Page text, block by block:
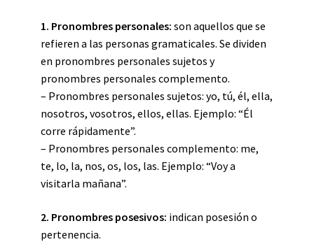
1. Pronombres personales: son aquellos que se
refieren a las personas gramaticales. Se dividen
en pronombres personales sujetos y
pronombres personales complemento.
– Pronombres personales sujetos: yo, tú, él, ella,
nosotros, vosotros, ellos, ellas. Ejemplo: “Él
corre rápidamente”.
– Pronombres personales complemento: me,
te, lo, la, nos, os, los, las. Ejemplo: “Voy a
visitarla mañana”.
2. Pronombres posesivos: indican posesión o
pertenencia.